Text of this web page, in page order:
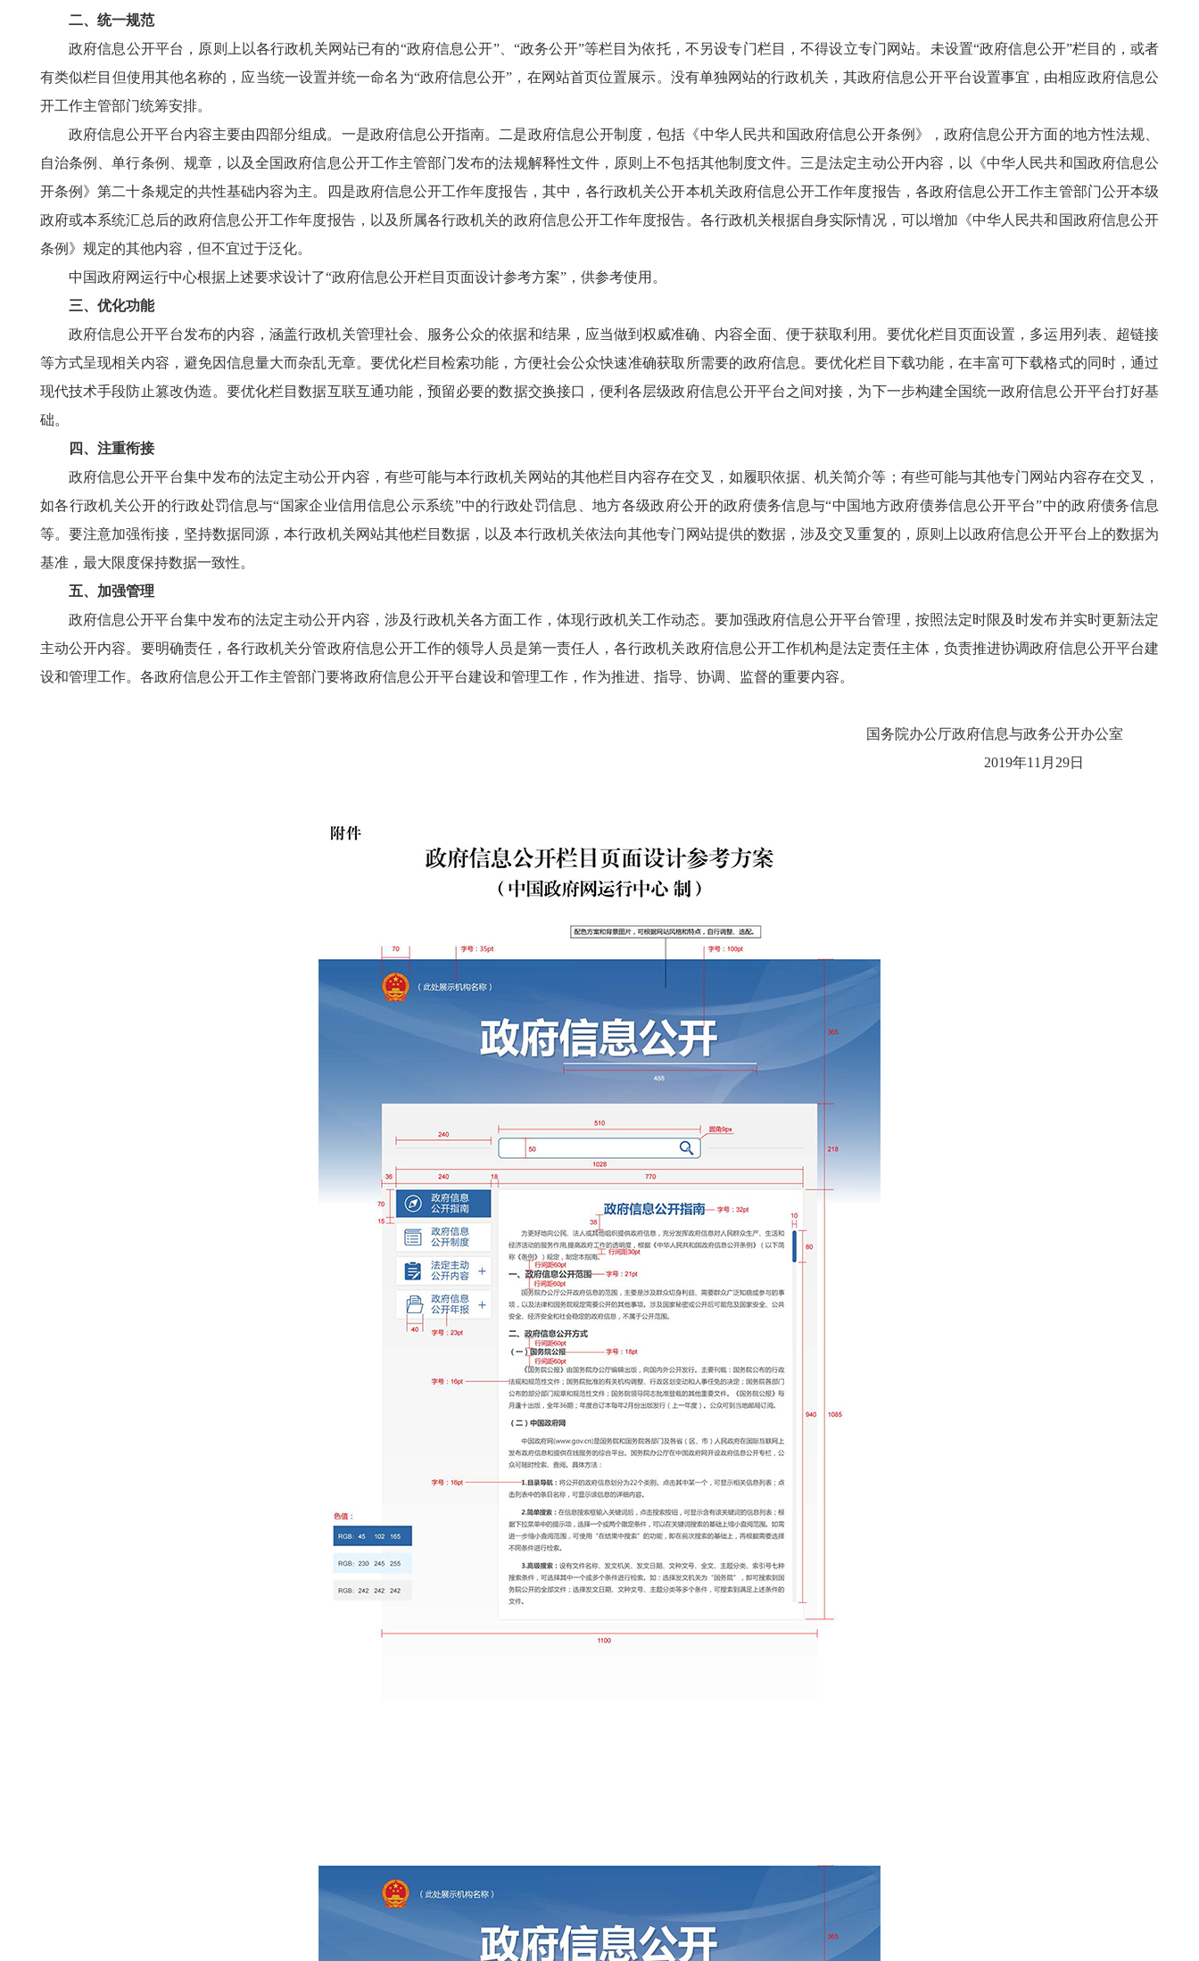
二、统一规范
政府信息公开平台，原则上以各行政机关网站已有的“政府信息公开”、“政务公开”等栏目为依托，不另设专门栏目，不得设立专门网站。未设置“政府信息公开”栏目的，或者
有类似栏目但使用其他名称的，应当统一设置并统一命名为“政府信息公开”，在网站首页位置展示。没有单独网站的行政机关，其政府信息公开平台设置事宜，由相应政府信息公
开工作主管部门统筹安排。
政府信息公开平台内容主要由四部分组成。一是政府信息公开指南。二是政府信息公开制度，包括《中华人民共和国政府信息公开条例》，政府信息公开方面的地方性法规、
自治条例、单行条例、规章，以及全国政府信息公开工作主管部门发布的法规解释性文件，原则上不包括其他制度文件。三是法定主动公开内容，以《中华人民共和国政府信息公
开条例》第二十条规定的共性基础内容为主。四是政府信息公开工作年度报告，其中，各行政机关公开本机关政府信息公开工作年度报告，各政府信息公开工作主管部门公开本级
政府或本系统汇总后的政府信息公开工作年度报告，以及所属各行政机关的政府信息公开工作年度报告。各行政机关根据自身实际情况，可以增加《中华人民共和国政府信息公开
条例》规定的其他内容，但不宜过于泛化。
中国政府网运行中心根据上述要求设计了“政府信息公开栏目页面设计参考方案”，供参考使用。
三、优化功能
政府信息公开平台发布的内容，涵盖行政机关管理社会、服务公众的依据和结果，应当做到权威准确、内容全面、便于获取利用。要优化栏目页面设置，多运用列表、超链接
等方式呈现相关内容，避免因信息量大而杂乱无章。要优化栏目检索功能，方便社会公众快速准确获取所需要的政府信息。要优化栏目下载功能，在丰富可下载格式的同时，通过
现代技术手段防止篡改伪造。要优化栏目数据互联互通功能，预留必要的数据交换接口，便利各层级政府信息公开平台之间对接，为下一步构建全国统一政府信息公开平台打好基
础。
四、注重衔接
政府信息公开平台集中发布的法定主动公开内容，有些可能与本行政机关网站的其他栏目内容存在交叉，如履职依据、机关简介等；有些可能与其他专门网站内容存在交叉，
如各行政机关公开的行政处罚信息与“国家企业信用信息公示系统”中的行政处罚信息、地方各级政府公开的政府债务信息与“中国地方政府债券信息公开平台”中的政府债务信息
等。要注意加强衔接，坚持数据同源，本行政机关网站其他栏目数据，以及本行政机关依法向其他专门网站提供的数据，涉及交叉重复的，原则上以政府信息公开平台上的数据为
基准，最大限度保持数据一致性。
五、加强管理
政府信息公开平台集中发布的法定主动公开内容，涉及行政机关各方面工作，体现行政机关工作动态。要加强政府信息公开平台管理，按照法定时限及时发布并实时更新法定
主动公开内容。要明确责任，各行政机关分管政府信息公开工作的领导人员是第一责任人，各行政机关政府信息公开工作机构是法定责任主体，负责推进协调政府信息公开平台建
设和管理工作。各政府信息公开工作主管部门要将政府信息公开平台建设和管理工作，作为推进、指导、协调、监督的重要内容。
国务院办公厅政府信息与政务公开办公室
2019年11月29日